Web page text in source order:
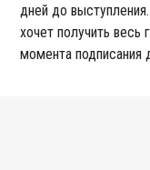
дней до
хочет получить весь
момента подписания